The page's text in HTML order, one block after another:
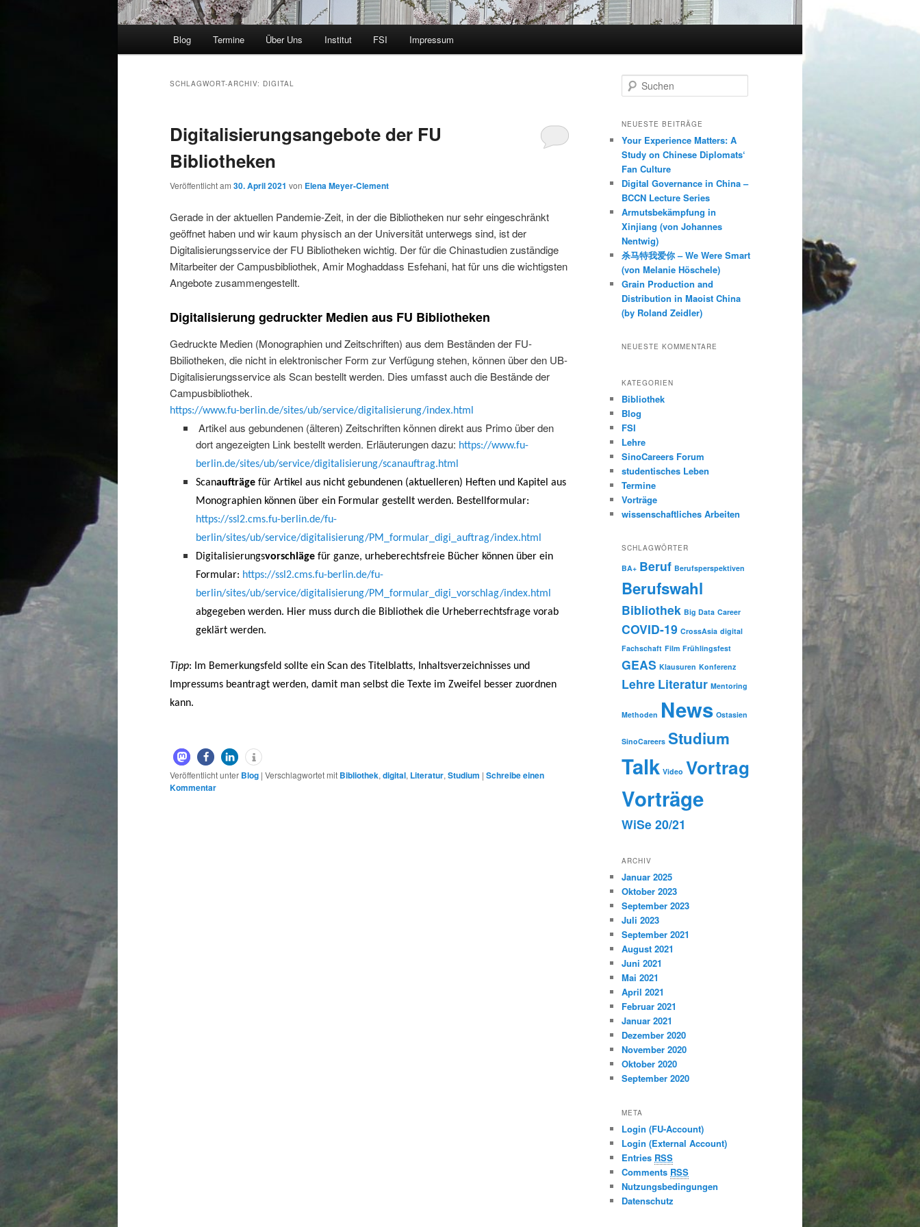
Blog Termine Über Uns Institut FSI Impressum
SCHLAGWORT-ARCHIV: DIGITAL
Digitalisierungsangebote der FU
Bibliotheken
Veröffentlicht am 30. April 2021 von Elena Meyer-Clement
Gerade in der aktuellen Pandemie-Zeit, in der die Bibliotheken nur sehr eingeschränkt
geöffnet haben und wir kaum physisch an der Universität unterwegs sind, ist der
Digitalisierungsservice der FU Bibliotheken wichtig. Der für die Chinastudien zuständige
Mitarbeiter der Campusbibliothek, Amir Moghaddass Esfehani, hat für uns die wichtigsten
Angebote zusammengestellt.
Digitalisierung gedruckter Medien aus FU Bibliotheken
Gedruckte Medien (Monographien und Zeitschriften) aus dem Beständen der FU-
Bbiliotheken, die nicht in elektronischer Form zur Verfügung stehen, können über den UB-
Digitalisierungsservice als Scan bestellt werden. Dies umfasst auch die Bestände der
Campusbibliothek.
https://www.fu-berlin.de/sites/ub/service/digitalisierung/index.html
Artikel aus gebundenen (älteren) Zeitschriften können direkt aus Primo über den
dort angezeigten Link bestellt werden. Erläuterungen dazu: https://www.fu-
berlin.de/sites/ub/service/digitalisierung/scanauftrag.html
Scanaufträgefür Artikel aus nicht gebundenen (aktuelleren) Heften und Kapitel aus
Monographien können über ein Formular gestellt werden. Bestellformular:
https://ssl2.cms.fu-berlin.de/fu-
berlin/sites/ub/service/digitalisierung/PM_formular_digi_auftrag/index.html
Digitalisierungsvorschlägefür ganze, urheberechtsfreie Bücher können über ein
Formular: https://ssl2.cms.fu-berlin.de/fu-
berlin/sites/ub/service/digitalisierung/PM_formular_digi_vorschlag/index.html
abgegeben werden. Hier muss durch die Bibliothek die Urheberrechtsfrage vorab
geklärt werden.
Tipp: Im Bemerkungsfeld sollte ein Scan des Titelblatts, Inhaltsverzeichnisses und
Impressums beantragt werden, damit man selbst die Texte im Zweifel besser zuordnen
kann.
Veröffentlicht unter Blog | Verschlagwortet mit Bibliothek, digital, Literatur, Studium | Schreibe einen
Kommentar
u
h
n
NEUESTE BEITRÄGE
Your Experience Matters: A
Study on Chinese Diplomats‘
Fan Culture
Digital Governance in China –
BCCN Lecture Series
Armutsbekämpfung in
Xinjiang (von Johannes
Nentwig)
杀马特我爱你 – We Were Smart
(von Melanie Höschele)
Grain Production and
Distribution in Maoist China
(by Roland Zeidler)
NEUESTE KOMMENTARE
KATEGORIEN
Bibliothek
Blog
FSI
Lehre
SinoCareers Forum
studentisches Leben
Termine
Vorträge
wissenschaftliches Arbeiten
SCHLAGWÖRTER
BA+ Beruf Berufsperspektiven
Berufswahl
Bibliothek Big Data Career
COVID-19 CrossAsia digital
Fachschaft Film Frühlingsfest
GEAS Klausuren Konferenz
Lehre Literatur Mentoring
Methoden News Ostasien
SinoCareers Studium
Talk Video Vortrag
Vorträge
WiSe 20/21
ARCHIV
Januar 2025
Oktober 2023
September 2023
Juli 2023
September 2021
August 2021
Juni 2021
Mai 2021
April 2021
Februar 2021
Januar 2021
Dezember 2020
November 2020
Oktober 2020
September 2020
META
Login (FU-Account)
Login (External Account)
Entries RSS
Comments RSS
Nutzungsbedingungen
Datenschutz